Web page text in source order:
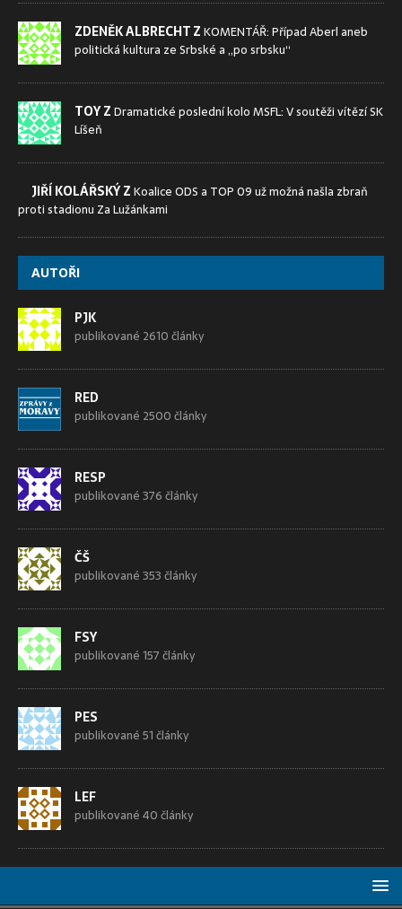
ZDENĚK ALBRECHT ZKOMENTÁŘ: Případ Aberl aneb
politická kultura ze Srbské a „po srbsku“
TOY ZDramatické poslední kolo MSFL: V soutěži vítězí SK
Líšeň
JIŘÍ KOLÁŘSKÝ ZKoalice ODS a TOP 09 už možná našla zbraň
proti stadionu Za Lužánkami
AUTOŘI
PJK
publikované 2610 články
RED
publikované 2500 články
RESP
publikované 376 články
ČŠ
publikované 353 články
FSY
publikované 157 články
PES
publikované 51 články
LEF
publikované 40 články